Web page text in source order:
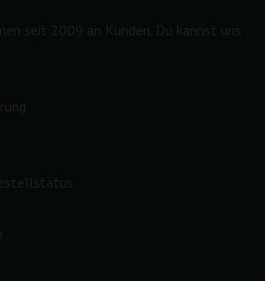
seit 2009 an Kunden. Du kannst uns